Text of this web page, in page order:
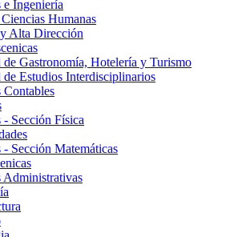
e Ingeniería
Humanas
Alta Dirección
de Gastronomía, Hotelería y Turismo
de Estudios Interdisciplinarios
Contables
- Sección Física
- Sección Matemáticas
Administrativas